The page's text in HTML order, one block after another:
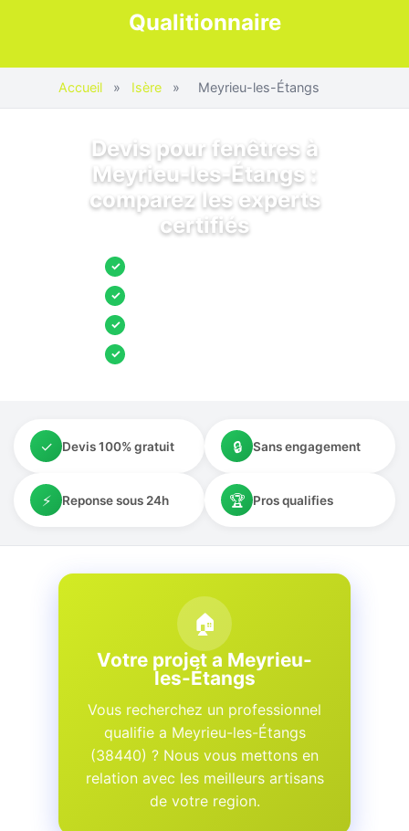
Qualitionnaire
Accueil » Isère » Meyrieu-les-Étangs
Devis pour fenêtres à
Meyrieu-les-Étangs :
comparez les experts
certifiés
✓
✓
✓
✓
✓ Devis 100% gratuit 🔒 Sans engagement
⚡ Reponse sous 24h 🏆 Pros qualifies
🏠
Votre projet a Meyrieu-
les-Étangs
Vous recherchez un professionnel
qualifie a Meyrieu-les-Étangs
(38440) ? Nous vous mettons en
relation avec les meilleurs artisans
de votre region.